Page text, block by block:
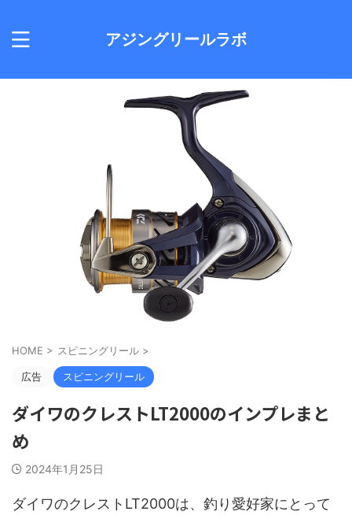
アジングリールラボ
HOME > スピニングリール >
広告 スピニングリール
ダイワのクレストLT2000のインプレまと
め
2024年1月25日
ダイワのクレストLT2000は、釣り愛好家にとって